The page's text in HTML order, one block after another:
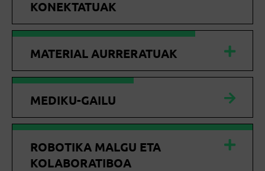
KONEKTATUAK
MATERIAL AURRERATUAK
MEDIKU-GAILU
ROBOTIKA MALGU ETA
KOLABORATIBOA